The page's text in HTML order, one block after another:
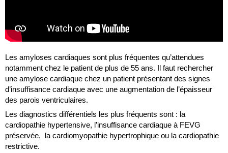
Les amyloses cardiaques sont plus fréquentes qu’attendues
notamment chez le patient de plus de 55 ans. Il faut rechercher
une amylose cardiaque chez un patient présentant des signes
d’insuffisance cardiaque avec une augmentation de l’épaisseur
des parois ventriculaires.
Les diagnostics différentiels les plus fréquents sont : la
cardiopathie hypertensive, l’insuffisance cardiaque à FEVG
préservée, la cardiomyopathie hypertrophique ou la cardiopathie
restrictive.